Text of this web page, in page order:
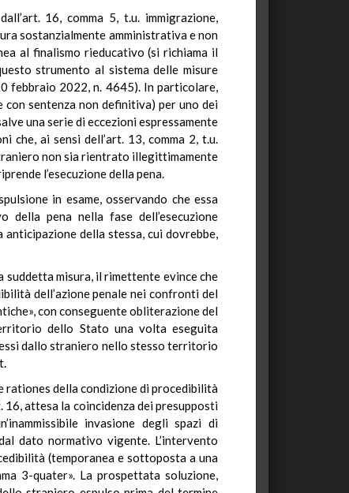
16, comma 5, t.u. immigrazione,
sostanzialmente amministrativa e non
al finalismo rieducativo (si richiama il
strumento al sistema delle misure
febbraio 2022, n. 4645). In particolare,
sentenza non definitiva) per uno dei
una serie di eccezioni espressamente
che, ai sensi dell’art. 13, comma 2, t.u.
non sia rientrato illegittimamente
l’esecuzione della pena.
in esame, osservando che essa
pena nella fase dell’esecuzione
della stessa, cui dovrebbe,
misura, il rimettente evince che
dell’azione penale nei confronti del
con conseguente obliterazione del
dello Stato una volta eseguita
dallo straniero nello stesso territorio
rationes della condizione di procedibilità
attesa la coincidenza dei presupposti
invasione degli spazi di
dato normativo vigente. L’intervento
(temporanea e sottoposta a una
3-quater». La prospettata soluzione,